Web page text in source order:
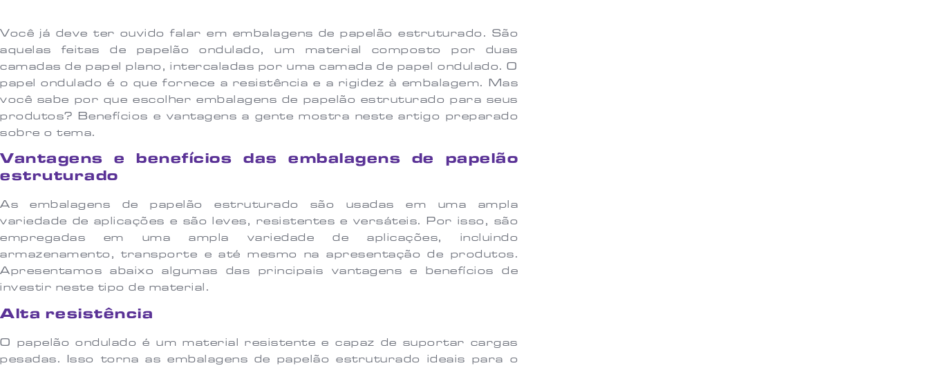
Você já deve ter ouvido falar em embalagens de papelão estruturado. São
aquelas feitas de papelão ondulado, um material composto por duas
camadas de papel plano, intercaladas por uma camada de papel ondulado. O
papel ondulado é o que fornece a resistência e a rigidez à embalagem. Mas
você sabe por que escolher embalagens de papelão estruturado para seus
produtos? Benefícios e vantagens a gente mostra neste artigo preparado
sobre o tema.
Vantagens e benefícios das embalagens de papelão
estruturado
As embalagens de papelão estruturado são usadas em uma ampla
variedade de aplicações e são leves, resistentes e versáteis. Por isso, são
empregadas em uma ampla variedade de aplicações, incluindo
armazenamento, transporte e até mesmo na apresentação de produtos.
Apresentamos abaixo algumas das principais vantagens e benefícios de
investir neste tipo de material.
Alta resistência
O papelão ondulado é um material resistente e capaz de suportar cargas
pesadas. Isso torna as embalagens de papelão estruturado ideais para o